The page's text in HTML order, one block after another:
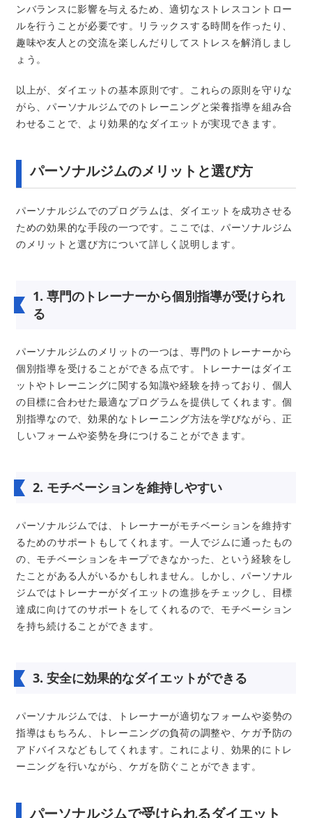
ンバランスに影響を与えるため、適切なストレスコントロー
ルを行うことが必要です。リラックスする時間を作ったり、
趣味や友人との交流を楽しんだりしてストレスを解消しまし
ょう。
以上が、ダイエットの基本原則です。これらの原則を守りな
がら、パーソナルジムでのトレーニングと栄養指導を組み合
わせることで、より効果的なダイエットが実現できます。
パーソナルジムのメリットと選び方
パーソナルジムでのプログラムは、ダイエットを成功させる
ための効果的な手段の一つです。ここでは、パーソナルジム
のメリットと選び方について詳しく説明します。
1. 専門のトレーナーから個別指導が受けられ
る
パーソナルジムのメリットの一つは、専門のトレーナーから
個別指導を受けることができる点です。トレーナーはダイエ
ットやトレーニングに関する知識や経験を持っており、個人
の目標に合わせた最適なプログラムを提供してくれます。個
別指導なので、効果的なトレーニング方法を学びながら、正
しいフォームや姿勢を身につけることができます。
2. モチベーションを維持しやすい
パーソナルジムでは、トレーナーがモチベーションを維持す
るためのサポートもしてくれます。一人でジムに通ったもの
の、モチベーションをキープできなかった、という経験をし
たことがある人がいるかもしれません。しかし、パーソナル
ジムではトレーナーがダイエットの進捗をチェックし、目標
達成に向けてのサポートをしてくれるので、モチベーション
を持ち続けることができます。
3. 安全に効果的なダイエットができる
パーソナルジムでは、トレーナーが適切なフォームや姿勢の
指導はもちろん、トレーニングの負荷の調整や、ケガ予防の
アドバイスなどもしてくれます。これにより、効果的にトレ
ーニングを行いながら、ケガを防ぐことができます。
パーソナルジムで受けられるダイエット